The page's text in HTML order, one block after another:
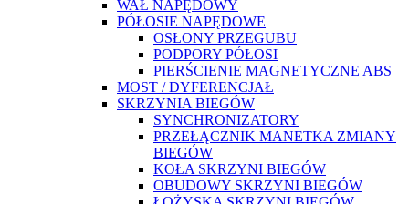
WAŁ NAPĘDOWY
PÓŁOSIE NAPĘDOWE
OSŁONY PRZEGUBU
PODPORY PÓŁOSI
PIERŚCIENIE MAGNETYCZNE ABS
MOST / DYFERENCJAŁ
SKRZYNIA BIEGÓW
SYNCHRONIZATORY
PRZEŁĄCZNIK MANETKA ZMIANY
BIEGÓW
KOŁA SKRZYNI BIEGÓW
OBUDOWY SKRZYNI BIEGÓW